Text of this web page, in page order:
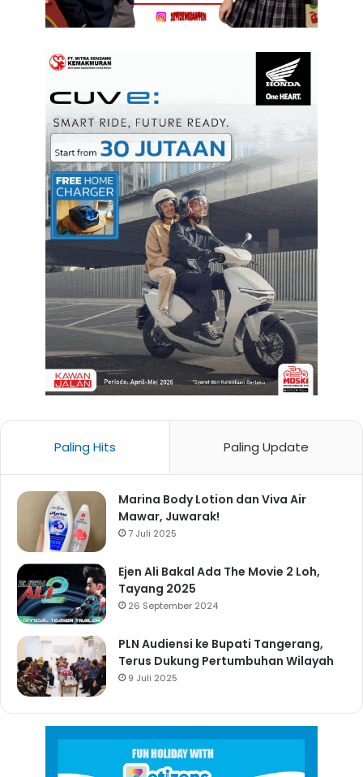
Paling Hits Paling Update
Marina Body Lotion dan Viva Air
Mawar, Juwarak!
7 Juli 2025
Ejen Ali Bakal Ada The Movie 2 Loh,
Tayang 2025
26 September 2024
PLN Audiensi ke Bupati Tangerang,
Terus Dukung Pertumbuhan Wilayah
9 Juli 2025